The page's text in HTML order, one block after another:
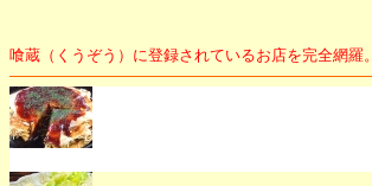
喰蔵（くうぞう）に登録されているお店を完全網羅。